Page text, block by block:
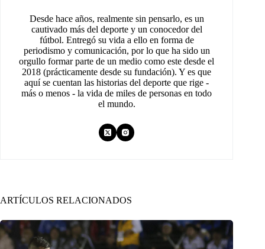
Desde hace años, realmente sin pensarlo, es un
cautivado más del deporte y un conocedor del
fútbol. Entregó su vida a ello en forma de
periodismo y comunicación, por lo que ha sido un
orgullo formar parte de un medio como este desde el
2018 (prácticamente desde su fundación). Y es que
aquí se cuentan las historias del deporte que rige -
más o menos - la vida de miles de personas en todo
el mundo.
ARTÍCULOS RELACIONADOS